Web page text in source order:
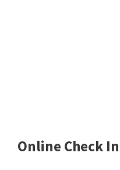
Online Check